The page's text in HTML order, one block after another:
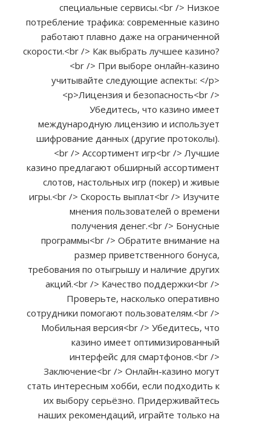
специальные сервисы.<br /> Низкое
потребление трафика: современные казино
работают плавно даже на ограниченной
скорости.<br /> Как выбрать лучшее казино?
<br /> При выборе онлайн-казино
учитывайте следующие аспекты: </p>
<p>Лицензия и безопасность<br />
Убедитесь, что казино имеет
международную лицензию и использует
шифрование данных (другие протоколы).
<br /> Ассортимент игр<br /> Лучшие
казино предлагают обширный ассортимент
слотов, настольных игр (покер) и живые
игры.<br /> Скорость выплат<br /> Изучите
мнения пользователей о времени
получения денег.<br /> Бонусные
программы<br /> Обратите внимание на
размер приветственного бонуса,
требования по отыгрышу и наличие других
акций.<br /> Качество поддержки<br />
Проверьте, насколько оперативно
сотрудники помогают пользователям.<br />
Мобильная версия<br /> Убедитесь, что
казино имеет оптимизированный
интерфейс для смартфонов.<br />
Заключение<br /> Онлайн-казино могут
стать интересным хобби, если подходить к
их выбору серьёзно. Придерживайтесь
наших рекомендаций, играйте только на